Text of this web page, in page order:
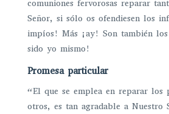
comuniones fervorosas reparar
Señor, si sólo os ofendiesen los
impíos! Más ¡ay! Son también
sido yo mismo!
Promesa particular
“El que se emplea en reparar los
otros, es tan agradable a Nuestro